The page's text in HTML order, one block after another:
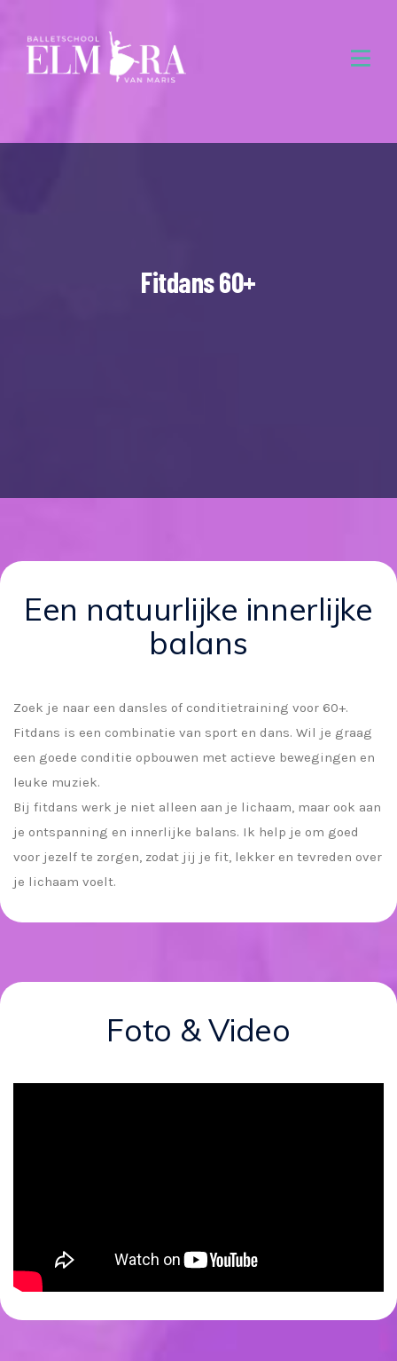
Fitdans 60+
Een natuurlijke innerlijke
balans
Zoek je naar een dansles of conditietraining voor 60+.
Fitdans is een combinatie van sport en dans. Wil je graag
een goede conditie opbouwen met actieve bewegingen en
leuke muziek.
Bij fitdans werk je niet alleen aan je lichaam, maar ook aan
je ontspanning en innerlijke balans. Ik help je om goed
voor jezelf te zorgen, zodat jij je fit, lekker en tevreden over
je lichaam voelt.
Foto & Video